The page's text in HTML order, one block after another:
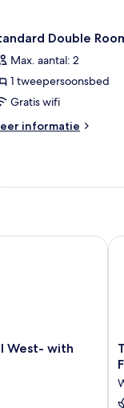
Double
Max. aantal: 2
1 tweepersoonsbed
Gratis wifi
informatie
West- with
with Spa